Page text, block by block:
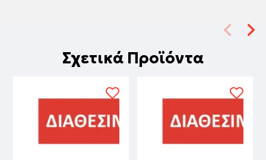
Σχετικά Προϊόντα